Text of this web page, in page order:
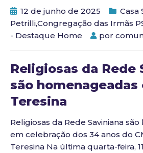
12 de junho de 2025
Casa
Petrilli,Congregação das Irmãs
- Destaque Home
por
Religiosas da Rede
são homenageadas
Teresina
Religiosas da Rede Saviniana
em celebração dos 34 anos do
Teresina Na última quarta-feira,